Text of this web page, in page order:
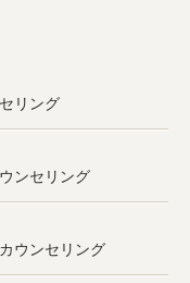
リング
ンセリング
ウンセリング